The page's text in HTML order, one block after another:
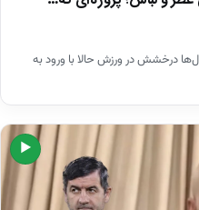
درخشش در ورزش حالا با ورود به
▶